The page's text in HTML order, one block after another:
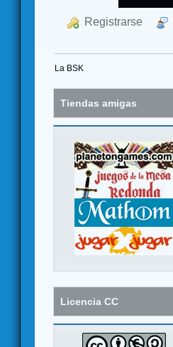
Registrarse
La BSK
Tiendas amigas
Licencia CC